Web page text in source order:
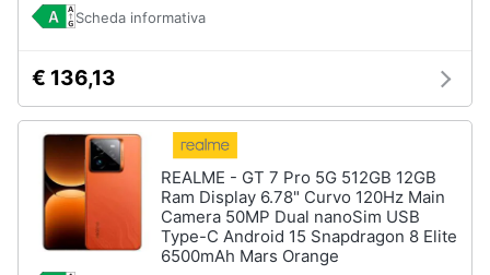
Scheda informativa
€ 136,13
REALME - GT 7 Pro 5G 512GB 12GB
Ram Display 6.78" Curvo 120Hz Main
Camera 50MP Dual nanoSim USB
Type-C Android 15 Snapdragon 8 Elite
6500mAh Mars Orange